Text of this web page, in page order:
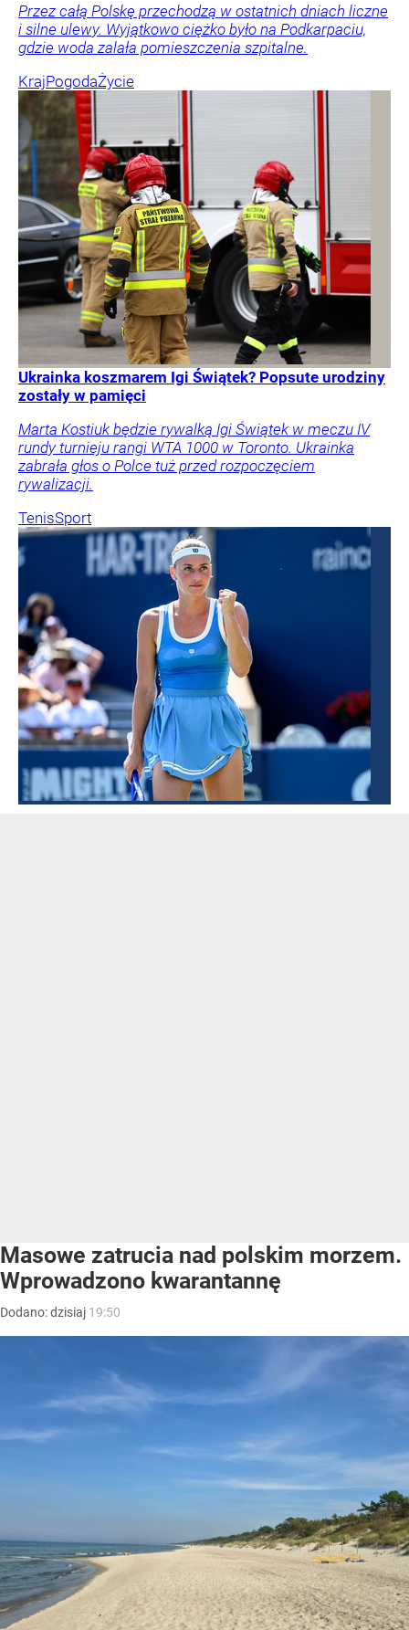
Przez całą Polskę przechodzą w ostatnich dniach liczne
i silne ulewy. Wyjątkowo ciężko było na Podkarpaciu,
gdzie woda zalała pomieszczenia szpitalne.
KrajPogodaŻycie
Ukrainka koszmarem Igi Świątek? Popsute urodziny
zostały w pamięci
Marta Kostiuk będzie rywalką Igi Świątek w meczu IV
rundy turnieju rangi WTA 1000 w Toronto. Ukrainka
zabrała głos o Polce tuż przed rozpoczęciem
rywalizacji.
TenisSport
Masowe zatrucia nad polskim morzem.
Wprowadzono kwarantannę
Dodano:dzisiaj 19:50